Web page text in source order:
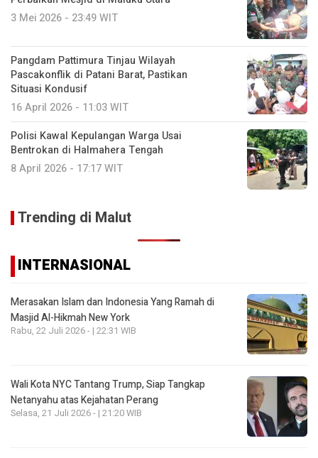
3 Mei 2026 - 23:49 WIT
Pangdam Pattimura Tinjau Wilayah
Pascakonflik di Patani Barat, Pastikan
Situasi Kondusif
16 April 2026 - 11:03 WIT
Polisi Kawal Kepulangan Warga Usai
Bentrokan di Halmahera Tengah
8 April 2026 - 17:17 WIT
Trending di Malut
INTERNASIONAL
Merasakan Islam dan Indonesia Yang Ramah di
Masjid Al-Hikmah New York
Rabu, 22 Juli 2026 - | 22:31 WIB
Wali Kota NYC Tantang Trump, Siap Tangkap
Netanyahu atas Kejahatan Perang
Selasa, 21 Juli 2026 - | 21:20 WIB